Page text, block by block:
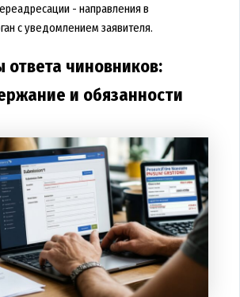
- направления в
с уведомлением заявителя.
чиновников:
и обязанности